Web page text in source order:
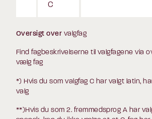
C
Oversigt over valgfag
Find fagbeskrivelserne til valgfagene via
vælg fag
*) Hvis du som valgfag C har valgt latin,
valg
**)Hvis du som 2. fremmedsprog A har